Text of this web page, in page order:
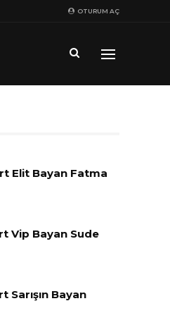
OTURUM AÇ
Elit Bayan Fatma
Vip Bayan Sude
Sarışın Bayan